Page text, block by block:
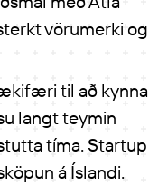
vörumerki og
til að kynna
langt teymin
tíma. Startup
á Íslandi.